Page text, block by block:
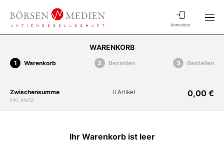
Anmelden
WARENKORB
Warenkorb Bezahlen Bestellen
Zwischensumme
inkl. MwSt.
0 Artikel 0,00 €
Ihr Warenkorb ist leer